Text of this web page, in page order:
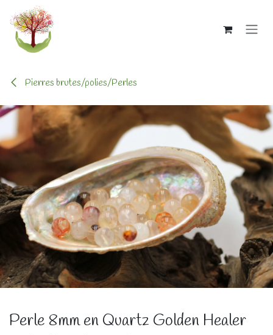
Se rendre au contenu
Pierres brutes/polies/Perles
Perle 8mm en Quartz Golden Healer